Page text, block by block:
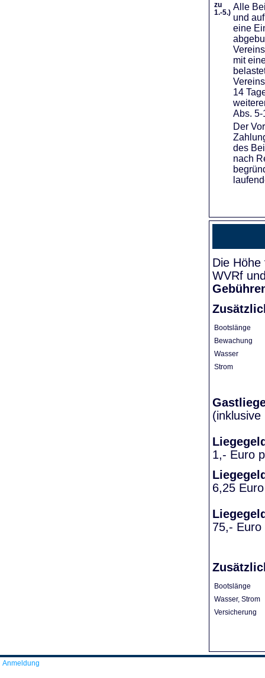
zu
1.-5.)
Alle
und
eine
mit
14
Abs.
Der
des
nach
Die
WVRf
Bootslänge
Bewachung
Wasser
Strom
1,- Euro
6,25
75,- Euro
Bootslänge
Wasser, Strom
Versicherung
Anmeldung